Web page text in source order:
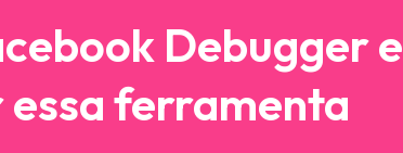
Debugger e
essa ferramenta